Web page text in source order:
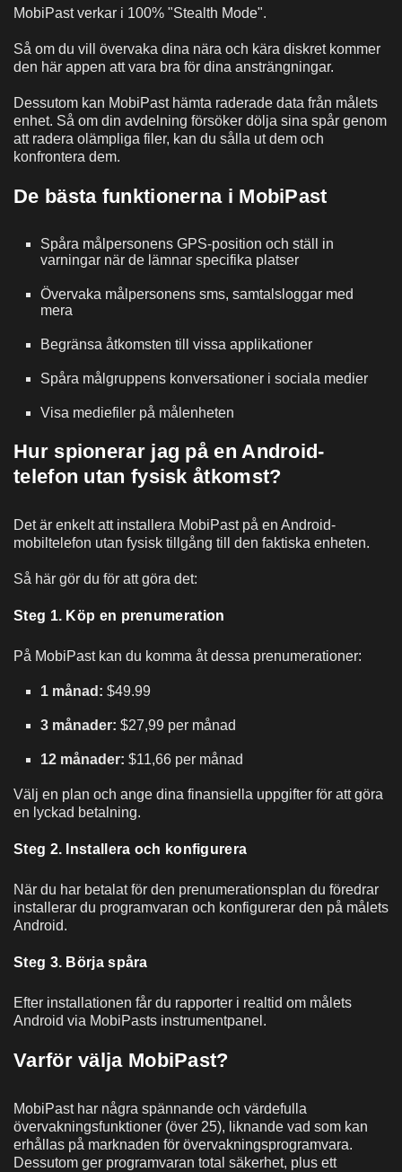
MobiPast verkar i 100% "Stealth Mode".
Så om du vill övervaka dina nära och kära diskret kommer
den här appen att vara bra för dina ansträngningar.
Dessutom kan MobiPast hämta raderade data från målets
enhet. Så om din avdelning försöker dölja sina spår genom
att radera olämpliga filer, kan du sålla ut dem och
konfrontera dem.
De bästa funktionerna i MobiPast
Spåra målpersonens GPS-position och ställ in
varningar när de lämnar specifika platser
Övervaka målpersonens sms, samtalsloggar med
mera
Begränsa åtkomsten till vissa applikationer
Spåra målgruppens konversationer i sociala medier
Visa mediefiler på målenheten
Hur spionerar jag på en Android-
telefon utan fysisk åtkomst?
Det är enkelt att installera MobiPast på en Android-
mobiltelefon utan fysisk tillgång till den faktiska enheten.
Så här gör du för att göra det:
Steg 1. Köp en prenumeration
På MobiPast kan du komma åt dessa prenumerationer:
1 månad: $49.99
3 månader: $27,99 per månad
12 månader: $11,66 per månad
Välj en plan och ange dina finansiella uppgifter för att göra
en lyckad betalning.
Steg 2. Installera och konfigurera
När du har betalat för den prenumerationsplan du föredrar
installerar du programvaran och konfigurerar den på målets
Android.
Steg 3. Börja spåra
Efter installationen får du rapporter i realtid om målets
Android via MobiPasts instrumentpanel.
Varför välja MobiPast?
MobiPast har några spännande och värdefulla
övervakningsfunktioner (över 25), liknande vad som kan
erhållas på marknaden för övervakningsprogramvara.
Dessutom ger programvaran total säkerhet, plus ett